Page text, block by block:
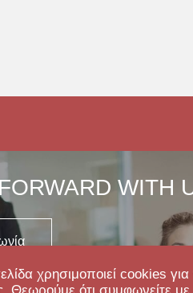
χρησιμοποιεί cookies
WITH